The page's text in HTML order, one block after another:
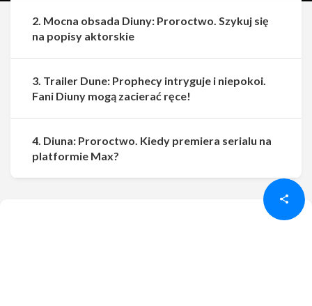
Udostępnij
2. Mocna obsada Diuny: Proroctwo. Szykuj się
na popisy aktorskie
3. Trailer Dune: Prophecy intryguje i niepokoi.
Fani Diuny mogą zacierać ręce!
4. Diuna: Proroctwo. Kiedy premiera serialu na
platformie Max?